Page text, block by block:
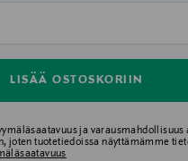
LISÄÄ OSTOSKORIIN
ja varausmahdollisuus
joten tuotetiedoissa näyttämämme